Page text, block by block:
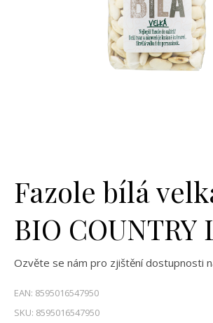
Fazole bílá
BIO COUNTRY
Ozvěte se nám pro zjištění dostupnosti
EAN: 8595016547950
SKU: 8595016547950